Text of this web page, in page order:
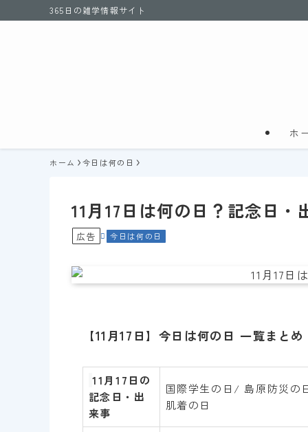
365日の雑学情報サイト
ホ
ホーム 今日は何の日
11月17日は何の日？記念日
広告 今日は何の日
【11月17日】今日は何の日 一覧まとめ
11月17日の
記念日・出
来事
国際学生の日/ 島原防災
肌着の日